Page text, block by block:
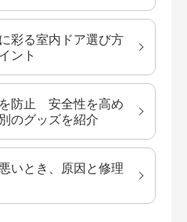
彩る室内ドア選び方
ント
防止 安全性を高め
のグッズを紹介
いとき、原因と修理